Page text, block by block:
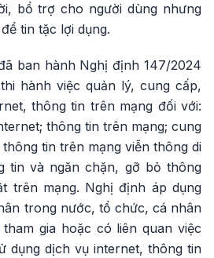
bổ trợ cho người dùng nhưng
tin tặc lợi dụng.
ban hành Nghị định 147/2024
hành việc quản lý, cung cấp,
thông tin trên mạng đối với:
thông tin trên mạng; cung
tin trên mạng viễn thông di
tin và ngăn chặn, gỡ bỏ thông
trên mạng. Nghị định áp dụng
trong nước, tổ chức, cá nhân
gia hoặc có liên quan việc
dụng dịch vụ internet, thông tin